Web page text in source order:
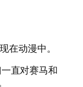
在动漫中。
直对赛马和